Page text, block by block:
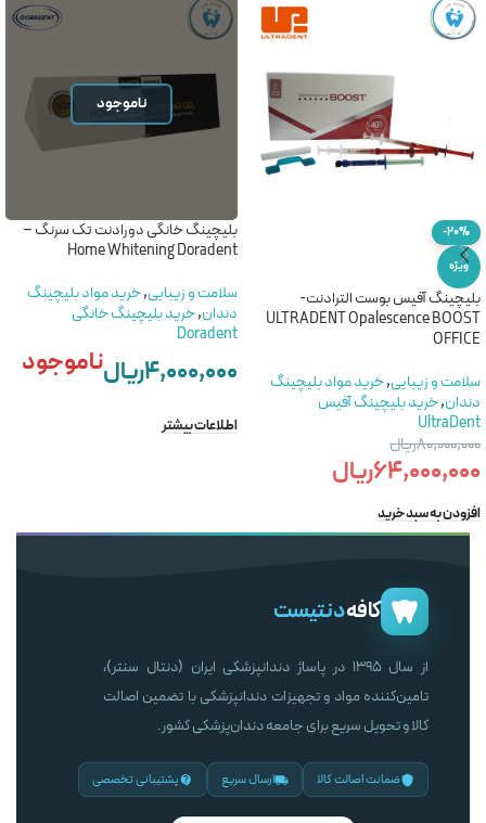
-20%
ویژه
بلیچینگ آفیس بوست الترادنت-
ULTRADENT Opalescence BOOST
OFFICE
سلامت و زیبایی,خريد مواد بليچينگ
دندان,خرید بلیچینگ آفیس
UltraDent
۸۰,۰۰۰,۰۰۰ریال
۶۴,۰۰۰,۰۰۰ریال
افزودن به سبد خرید
ناموجود
بلیچینگ خانگی دورادنت تک سرنگ –
Home Whitening Doradent
سلامت و زیبایی,خريد مواد بليچينگ
دندان,خرید بلیچینگ خانگی
Doradent
۴,۰۰۰,۰۰۰ریالناموجود
اطلاعات بیشتر
کافهدنتیست
از سال ۱۳۹۵ در پاساژ دندانپزشکی ایران (دنتال سنتر)،
تامین‌کننده مواد و تجهیزات دندانپزشکی با تضمین اصالت
کالا و تحویل سریع برای جامعه دندان‌پزشکی کشور.
ضمانت اصالت کالا ارسال سریع پشتیبانی تخصصی